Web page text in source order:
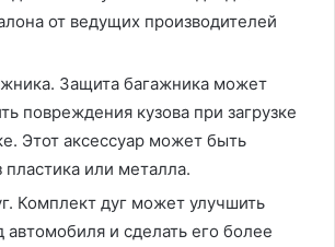
от ведущих производителей
Защита багажника может
повреждения кузова при загрузке
Этот аксессуар может быть
или металла.
Комплект дуг может улучшить
автомобиля и сделать его более